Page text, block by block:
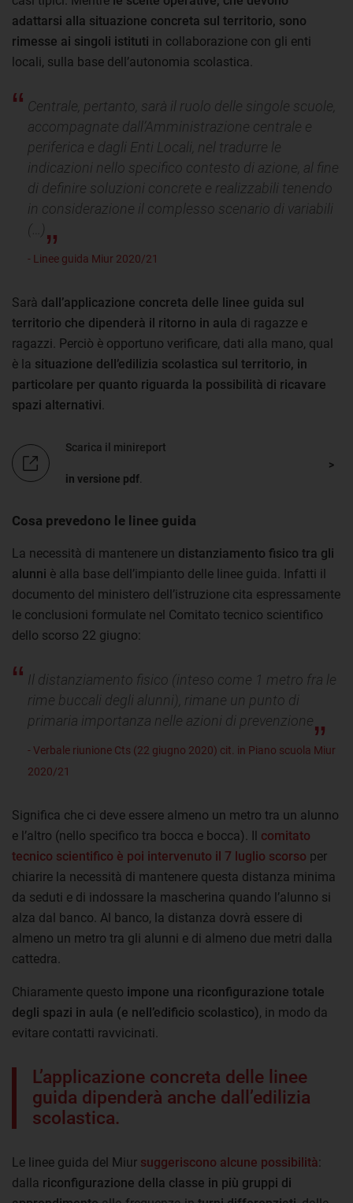
adattarsi alla situazione concreta sul territorio, sono
rimesse ai singoli istituti in collaborazione con gli enti
locali, sulla base dell’autonomia scolastica.
Centrale, pertanto, sarà il ruolo delle singole scuole,
accompagnate dall’Amministrazione centrale e
periferica e dagli Enti Locali, nel tradurre le
indicazioni nello specifico contesto di azione, al fine
di definire soluzioni concrete e realizzabili tenendo
in considerazione il complesso scenario di variabili
(…)
- Linee guida Miur 2020/21
Sarà dall’applicazione concreta delle linee guida sul
territorio che dipenderà il ritorno in aula di ragazze e
ragazzi. Perciò è opportuno verificare, dati alla mano, qual
è la situazione dell’edilizia scolastica sul territorio, in
particolare per quanto riguarda la possibilità di ricavare
spazi alternativi.
Scarica il minireport
in versione pdf
Cosa prevedono le linee guida
La necessità di mantenere un distanziamento fisico tra gli
alunni è alla base dell’impianto delle linee guida. Infatti il
documento del ministero dell’istruzione cita espressamente
le conclusioni formulate nel Comitato tecnico scientifico
dello scorso 22 giugno:
Il distanziamento fisico (inteso come 1 metro fra le
rime buccali degli alunni), rimane un punto di
primaria importanza nelle azioni di prevenzione
- Verbale riunione Cts (22 giugno 2020) cit. in Piano scuola Miur
2020/21
Significa che ci deve essere almeno un metro tra un alunno
e l’altro (nello specifico tra bocca e bocca). Il comitato
tecnico scientifico è poi intervenuto il 7 luglio scorso per
chiarire la necessità di mantenere questa distanza minima
da seduti e di indossare la mascherina quando l’alunno si
alza dal banco. Al banco, la distanza dovrà essere di
almeno un metro tra gli alunni e di almeno due metri dalla
cattedra.
Chiaramente questo impone una riconfigurazione totale
degli spazi in aula (e nell’edificio scolastico), in modo da
evitare contatti ravvicinati.
L’applicazione concreta delle linee
guida dipenderà anche dall’edilizia
scolastica.
Le linee guida del Miur suggeriscono alcune possibilità:
dalla riconfigurazione della classe in più gruppi di